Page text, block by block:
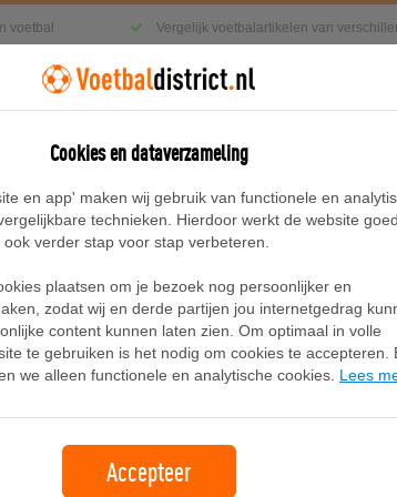
voetbal Vergelijk voetbalartikelen van
1 Low SE
Bekijk bij Nike
Cookies en dataverzameling
en app' maken wij gebruik van functionele en
technieken. Hierdoor werkt de website
verder stap voor stap verbeteren.
plaatsen om je bezoek nog persoonlijker en
zodat wij en derde partijen jou internetgedrag
content kunnen laten zien. Om optimaal in volle
te gebruiken is het nodig om cookies te accepteren.
we alleen functionele en analytische cookies. Lees
Accepteer